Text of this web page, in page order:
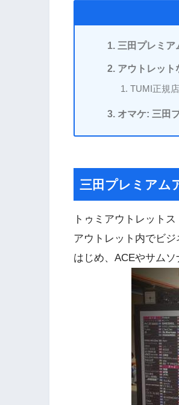
三田プレミア
アウトレット
TUMI正規
オマケ: 三田
三田プレミアム
トゥミアウトレット
アウトレット内でビ
はじめ、ACEやサムソ